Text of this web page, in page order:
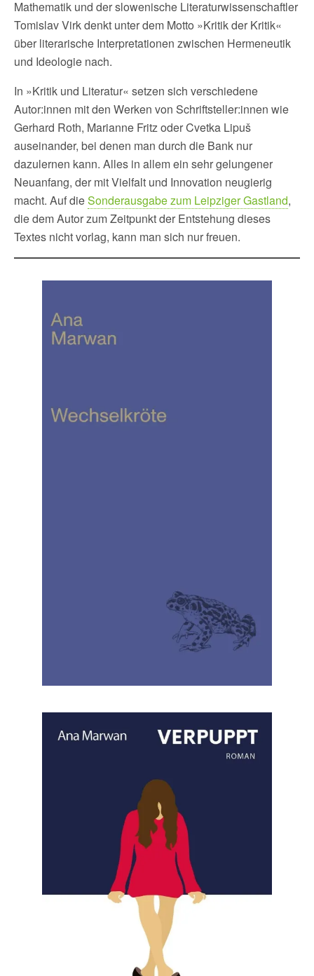
Mathematik und der slowenische Literaturwissenschaftler
Tomislav Virk denkt unter dem Motto »Kritik der Kritik«
über literarische Interpretationen zwischen Hermeneutik
und Ideologie nach.
In »Kritik und Literatur« setzen sich verschiedene
Autor:innen mit den Werken von Schriftsteller:innen wie
Gerhard Roth, Marianne Fritz oder Cvetka Lipuš
auseinander, bei denen man durch die Bank nur
dazulernen kann. Alles in allem ein sehr gelungener
Neuanfang, der mit Vielfalt und Innovation neugierig
macht. Auf dieSonderausgabe zum Leipziger Gastland,
die dem Autor zum Zeitpunkt der Entstehung dieses
Textes nicht vorlag, kann man sich nur freuen.